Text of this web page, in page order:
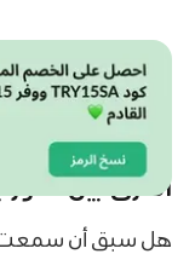
الفرق بين
هل سبق أن سمعت